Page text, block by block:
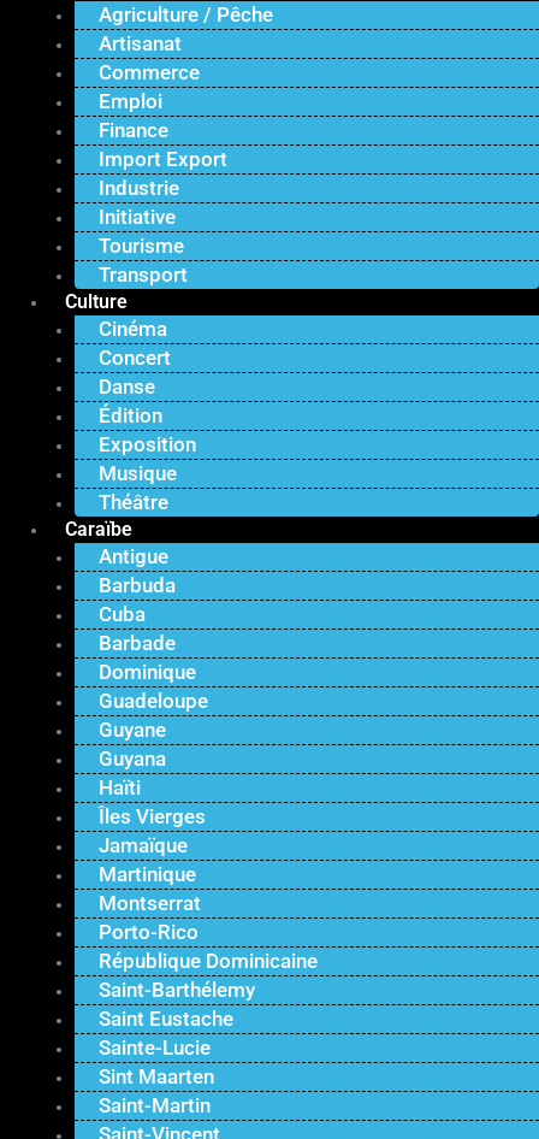
Agriculture / Pêche
Artisanat
Commerce
Emploi
Finance
Import Export
Industrie
Initiative
Tourisme
Transport
Culture
Cinéma
Concert
Danse
Édition
Exposition
Musique
Théâtre
Caraïbe
Antigue
Barbuda
Cuba
Barbade
Dominique
Guadeloupe
Guyane
Guyana
Haïti
Îles Vierges
Jamaïque
Martinique
Montserrat
Porto-Rico
République Dominicaine
Saint-Barthélemy
Saint Eustache
Sainte-Lucie
Sint Maarten
Saint-Martin